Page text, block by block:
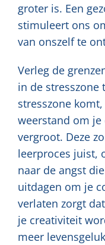
groter is. Een
stimuleert ons
van onszelf te
Verleg de
in de stresszone
stresszone
weerstand om
vergroot. Deze
leerproces juist,
naar de angst
uitdagen om je
verlaten zorgt
je creativiteit
meer